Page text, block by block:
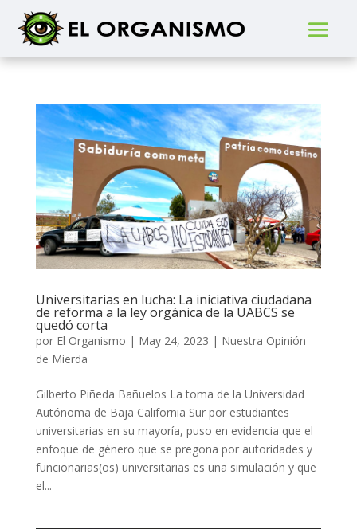
Universitarias en lucha: La iniciativa ciudadana
de reforma a la ley orgánica de la UABCS se
quedó corta
por El Organismo | May 24, 2023 | Nuestra Opinión
de Mierda
Gilberto Piñeda Bañuelos La toma de la Universidad
Autónoma de Baja California Sur por estudiantes
universitarias en su mayoría, puso en evidencia que el
enfoque de género que se pregona por autoridades y
funcionarias(os) universitarias es una simulación y que
el...